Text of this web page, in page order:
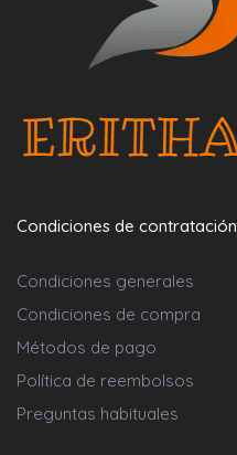
Condiciones de contratación
Condiciones generales
Condiciones de compra
Métodos de pago
Política de reembolsos
Preguntas habituales